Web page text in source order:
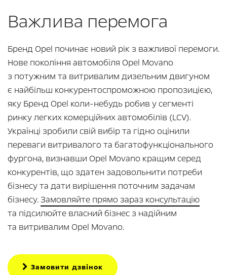
Важлива перемога
Бренд Opel починає новий рік з важливої перемоги.
Нове покоління автомобіля Opel Movano
з потужним та витривалим дизельним двигуном
є найбільш конкурентоспроможною пропозицією,
яку Бренд Opel коли-небудь робив у сегменті
ринку легких комерційних автомобілів (LCV).
Українці зробили свій вибір та гідно оцінили
переваги витривалого та багатофункціонального
фургона, визнавши Opel Movano кращим серед
конкурентів, що здатен задовольнити потреби
бізнесу та дати вирішення поточним задачам
бізнесу.Замовляйте прямо зараз консультацію
та підсилюйте власний бізнес з надійним
та витривалим Opеl Movanо.
Замовити дзвінок